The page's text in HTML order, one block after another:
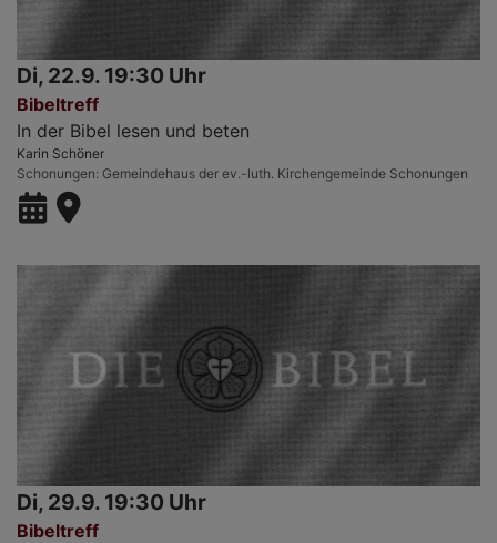
Di, 22.9. 19:30 Uhr
Bibeltreff
In der Bibel lesen und beten
Karin Schöner
Schonungen Gemeindehaus der ev.-luth. Kirchengemeinde Schonungen
Di, 29.9. 19:30 Uhr
Bibeltreff